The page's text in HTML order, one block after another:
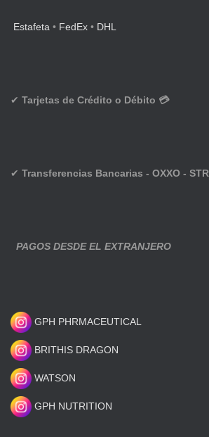
Estafeta • FedEx • DHL
✔ Tarjetas de Crédito o Débito 💳
✔ Transferencias Bancarias - OXXO -
PAGOS DESDE EL EXTRANJERO
GPH PHRMACEUTICAL
BRITHIS DRAGON
WATSON
GPH NUTRITION